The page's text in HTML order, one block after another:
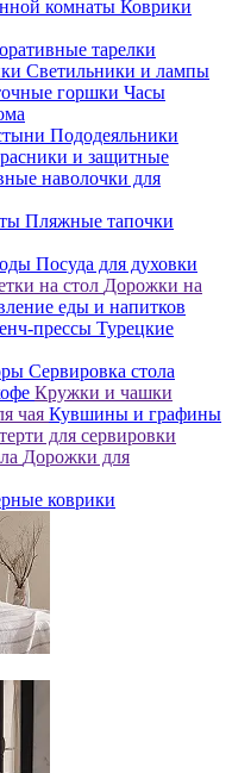
комнаты Коврики
тарелки
Светильники и лампы
горшки Часы
Пододеяльники
и защитные
наволочки для
Пляжные тапочки
Посуда для духовки
на стол Дорожки на
еды и напитков
прессы Турецкие
Сервировка стола
Кружки и чашки
чая Кувшины и графины
для сервировки
Дорожки для
коврики